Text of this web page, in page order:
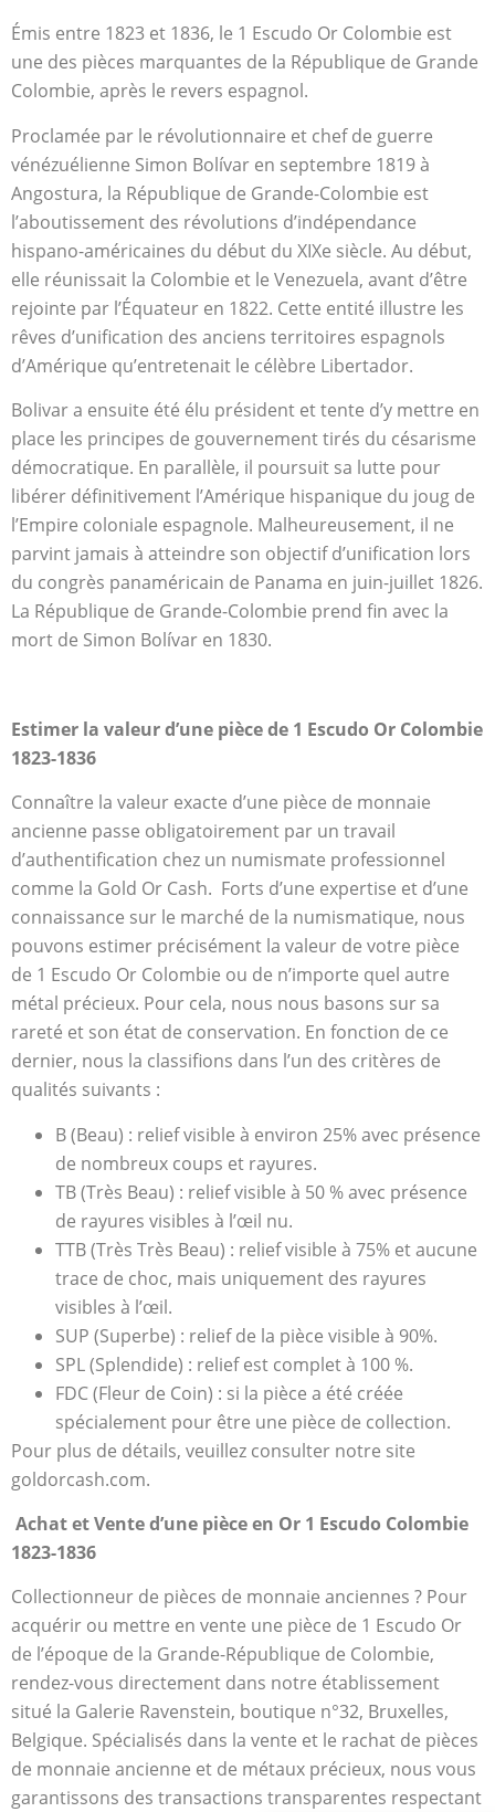
Émis entre 1823 et 1836, le 1 Escudo Or Colombie est
une des pièces marquantes de la République de Grande
Colombie, après le revers espagnol.
Proclamée par le révolutionnaire et chef de guerre
vénézuélienne Simon Bolívar en septembre 1819 à
Angostura, la République de Grande-Colombie est
l’aboutissement des révolutions d’indépendance
hispano-américaines du début du XIXe siècle. Au début,
elle réunissait la Colombie et le Venezuela, avant d’être
rejointe par l’Équateur en 1822. Cette entité illustre les
rêves d’unification des anciens territoires espagnols
d’Amérique qu’entretenait le célèbre Libertador.
Bolivar a ensuite été élu président et tente d’y mettre en
place les principes de gouvernement tirés du césarisme
démocratique. En parallèle, il poursuit sa lutte pour
libérer définitivement l’Amérique hispanique du joug de
l’Empire coloniale espagnole. Malheureusement, il ne
parvint jamais à atteindre son objectif d’unification lors
du congrès panaméricain de Panama en juin-juillet 1826.
La République de Grande-Colombie prend fin avec la
mort de Simon Bolívar en 1830.
Estimer la valeur d’une pièce de 1 Escudo Or Colombie
1823-1836
Connaître la valeur exacte d’une pièce de monnaie
ancienne passe obligatoirement par un travail
d’authentification chez un numismate professionnel
comme la Gold Or Cash. Forts d’une expertise et d’une
connaissance sur le marché de la numismatique, nous
pouvons estimer précisément la valeur de votre pièce
de 1 Escudo Or Colombie ou de n’importe quel autre
métal précieux. Pour cela, nous nous basons sur sa
rareté et son état de conservation. En fonction de ce
dernier, nous la classifions dans l’un des critères de
qualités suivants :
B (Beau) : relief visible à environ 25% avec présence
de nombreux coups et rayures.
TB (Très Beau) : relief visible à 50 % avec présence
de rayures visibles à l’œil nu.
TTB (Très Très Beau) : relief visible à 75% et aucune
trace de choc, mais uniquement des rayures
visibles à l’œil.
SUP (Superbe) : relief de la pièce visible à 90%.
SPL (Splendide) : relief est complet à 100 %.
FDC (Fleur de Coin) : si la pièce a été créée
spécialement pour être une pièce de collection.
Pour plus de détails, veuillez consulter notre site
goldorcash.com.
Achat et Vente d’une pièce en Or 1 Escudo Colombie
1823-1836
Collectionneur de pièces de monnaie anciennes ? Pour
acquérir ou mettre en vente une pièce de 1 Escudo Or
de l’époque de la Grande-République de Colombie,
rendez-vous directement dans notre établissement
situé la Galerie Ravenstein, boutique n°32, Bruxelles,
Belgique. Spécialisés dans la vente et le rachat de pièces
de monnaie ancienne et de métaux précieux, nous vous
garantissons des transactions transparentes respectant